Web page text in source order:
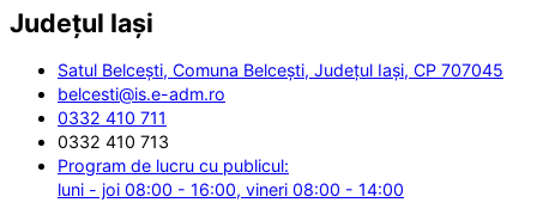
Județul Iași
Satul Belcești, Comuna Belcești, Județul Iași, CP 707045
belcesti@is.e-adm.ro
0332 410 711
0332 410 713
Program de lucru cu publicul:
luni - joi 08:00 - 16:00, vineri 08:00 - 14:00